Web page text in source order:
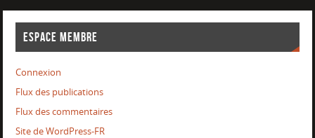
ESPACE MEMBRE
Connexion
Flux des publications
Flux des commentaires
Site de WordPress-FR